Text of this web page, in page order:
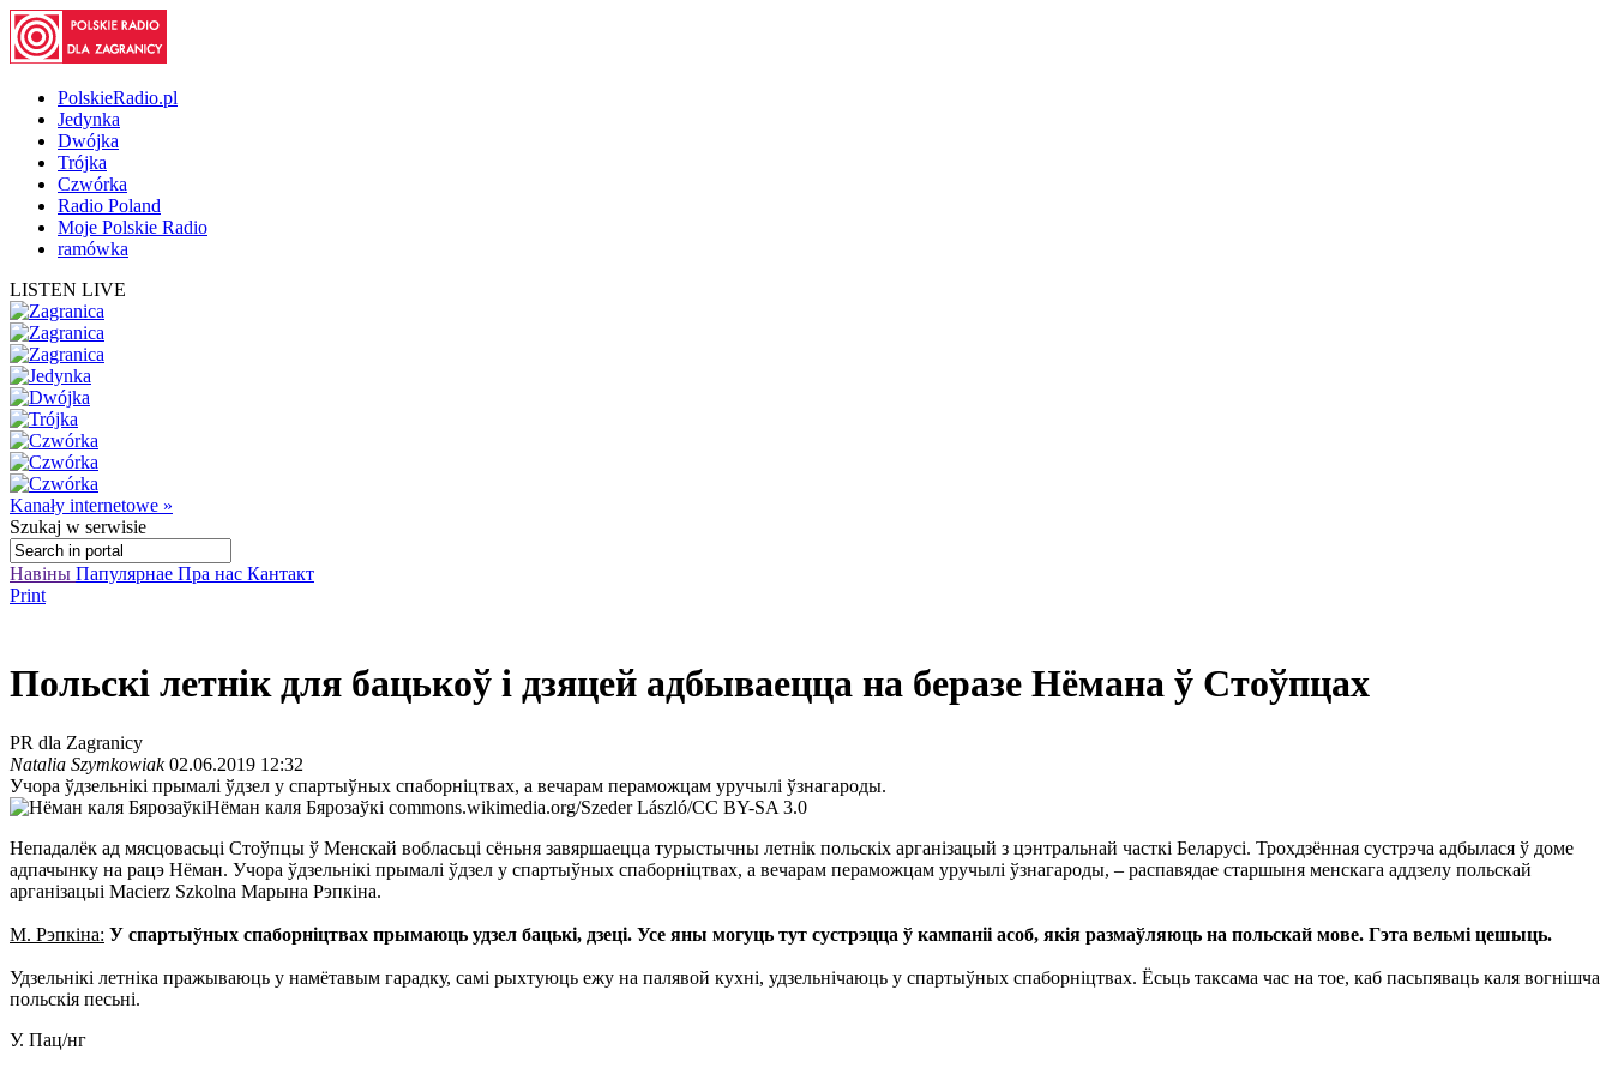
PolskieRadio.pl
Jedynka
Dwójka
Trójka
Czwórka
Radio Poland
Moje Polskie Radio
ramówka
LISTEN LIVE
Kanały internetowe »
Szukaj w serwisie
Навіны Папулярнае Пра нас Кантакт
Print
Польскі летнік для бацькоў і дзяцей адбываецца на беразе Нёмана ў Стоўпцах
PR dla Zagranicy
Natalia Szymkowiak02.06.2019 12:32
Учора ўдзельнікі прымалі ўдзел у спартыўных спаборніцтвах, а вечарам пераможцам уручылі ўзнагароды.
Нёман каля Бярозаўкі commons.wikimedia.org/Szeder László/CC BY-SA 3.0
Непадалёк ад мясцовасьці Стоўпцы ў Менскай вобласьці сёньня завяршаецца турыстычны летнік польскіх арганізацый з цэнтральнай часткі Беларусі. Трохдзённая сустрэча адбылася ў доме
адпачынку на рацэ Нёман. Учора ўдзельнікі прымалі ўдзел у спартыўных спаборніцтвах, а вечарам пераможцам уручылі ўзнагароды, – распавядае старшыня менскага аддзелу польскай
арганізацыі Macierz Szkolna Марына Рэпкіна.
М. Рэпкіна: У спартыўных спаборніцтвах прымаюць удзел бацькі, дзеці. Усе яны могуць тут сустрэцца ў кампаніі асоб, якія размаўляюць на польскай мове. Гэта вельмі цешыць.
Удзельнікі летніка пражываюць у намётавым гарадку, самі рыхтуюць ежу на палявой кухні, удзельнічаюць у спартыўных спаборніцтвах. Ёсьць таксама час на тое, каб пасьпяваць каля вогнішча
польскія песьні.
У. Пац/нг